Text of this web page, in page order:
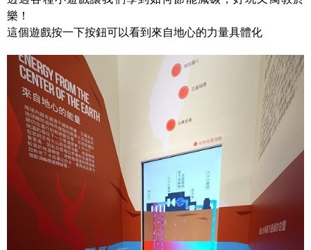
樂！
這個遊戲按一下按鈕可以看到來自地心的力量具體化